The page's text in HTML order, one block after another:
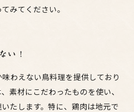
みてください。
い！
わえない鳥料理を提供しており
素材にこだわったものを使い、
たします。特に、鶏肉は地元で